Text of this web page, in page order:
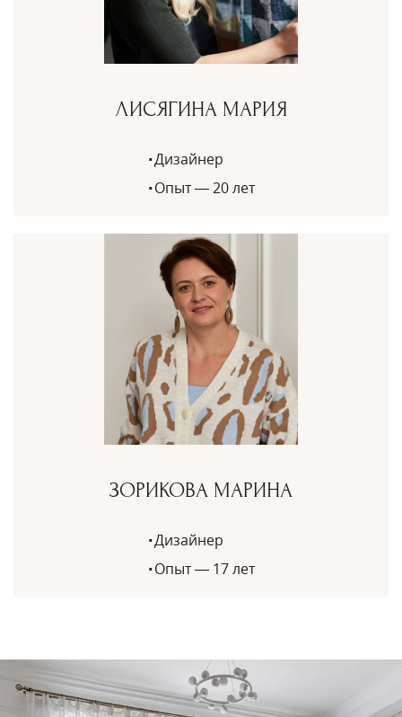
ЛИСЯГИНА МАРИЯ
Дизайнер
Опыт — 20 лет
ЗОРИКОВА МАРИНА
Дизайнер
Опыт — 17 лет